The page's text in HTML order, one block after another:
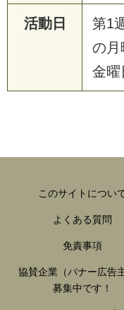
活動日
第1
の月
金曜
このサイトについ
よくある質問
免責事項
協賛企業（バナー広告主
募集中です！